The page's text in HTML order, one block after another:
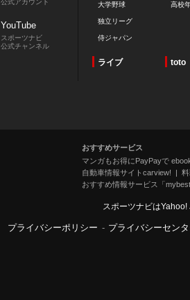
公式アカウント
YouTube
スポーツナビ
公式チャンネル
大学野球
独立リーグ
侍ジャパン
高校
ライブ toto
おすすめサービス
マンガもお得にPayPayで
自動車情報サイトcarview!
おすすめ情報サービス「mybest
スポーツナビは
プライバシーポリシー - プライバシーセン